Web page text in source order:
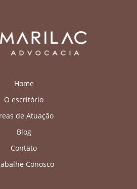
Home
O escritório
de Atuação
Blog
Contato
Conosco